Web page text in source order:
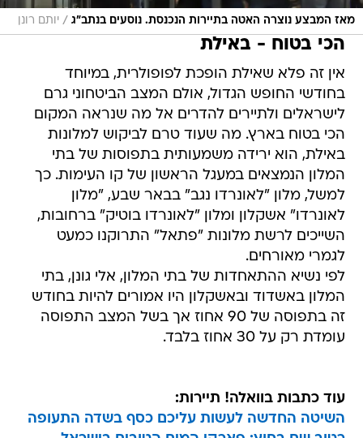
מאז המבצע נוצרה האטה בתיירות הנכנסת. נוסעים בנתב"ג / יותם רונן
הכי בטוח - באילת
אין זה פלא שאילת הופכת לפופולרית, במיוחד
בחודשי החופש הגדול, אולם המצב הביטחוני גרם
לישראלים ולתיירים להדרים אל מה שנראה המקום
הכי בטוח בארץ. מה שעוד טרם לביקוש למלונות
באילת, הוא ירידה משמעותית בתפוסות של בתי
המלון הנמצאים במעגל הראשון של קו העימות. כך
למשל, מלון "לאונרדו נגב" בבאר שבע, "מלון
לאונרדו" אשקלון ומלון "לאונרדו בוטיק" ברחובות,
השייכים לרשת מלונות "פתאל" התרוקנו כמעט
לגמרי מאורחים.
לפי נשיא ההתאחדות של בתי המלון, אלי גונן, בתי
המלון באשדוד ובאשקלון היו אמורים להיות בחודש
זה בתפוסה של 90 אחוז אך בשל המצב התפוסה
עומדת רק על 30 אחוז בלבד.
עוד כתבות בוואלה! תיירות:
השיטה החדשה לעשות עליכם כסף בשדה התעופה